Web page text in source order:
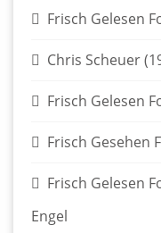
Frisch Gelesen
Chris Scheuer
Frisch Gelesen
Frisch Gesehen
Frisch Gelesen
Engel